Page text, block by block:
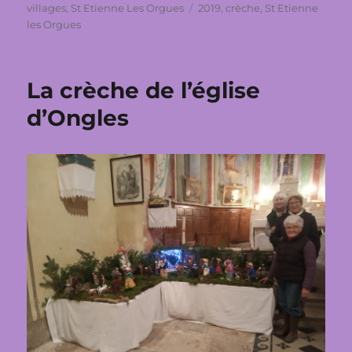
le
villages, St Etienne Les Orgues Étiquettes
2019,crèche, St Etienne
les Orgues
La crèche de l’église
d’Ongles